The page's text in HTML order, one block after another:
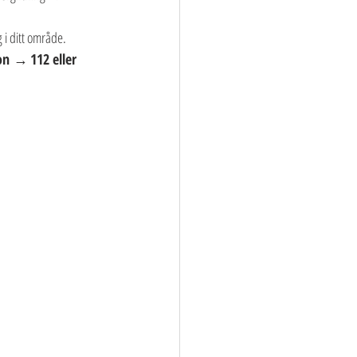
i ditt område.
→ 112 eller